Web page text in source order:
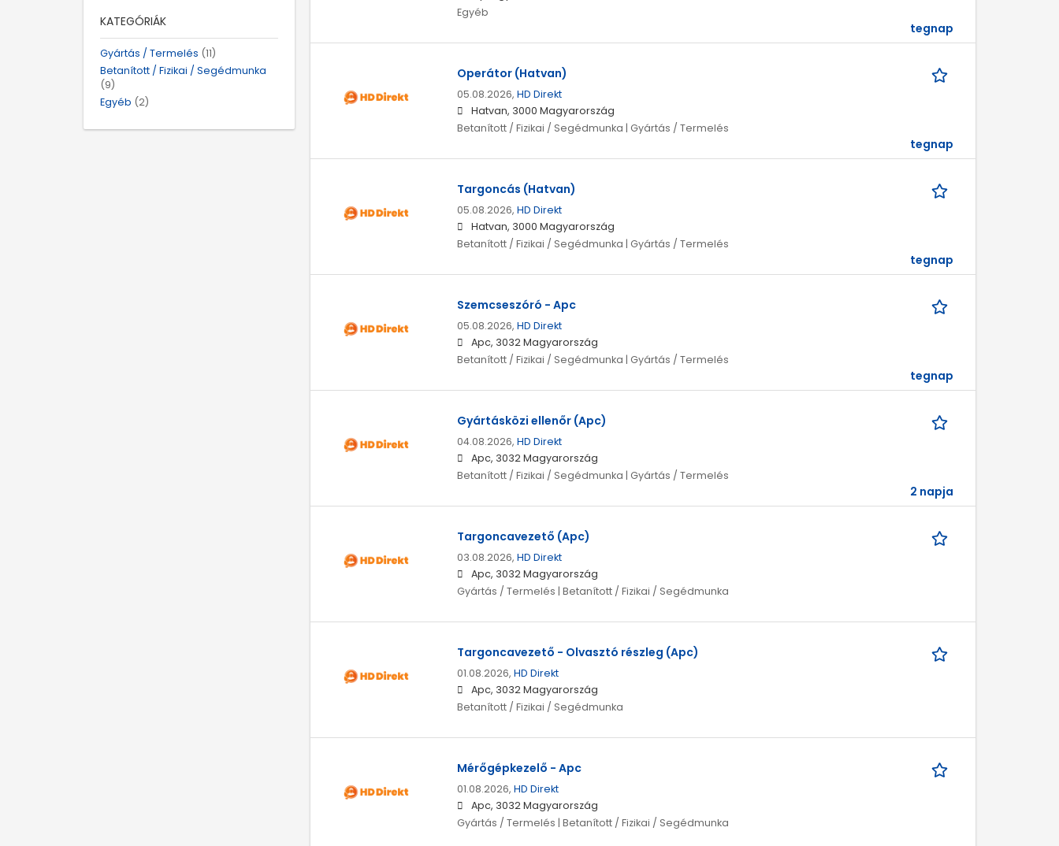
Egyéb
tegnap
Operátor (Hatvan)
05.08.2026, HD Direkt
Hatvan, 3000 Magyarország
Betanított / Fizikai / Segédmunka | Gyártás / Termelés
tegnap
Targoncás (Hatvan)
05.08.2026, HD Direkt
Hatvan, 3000 Magyarország
Betanított / Fizikai / Segédmunka | Gyártás / Termelés
tegnap
Szemcseszóró - Apc
05.08.2026, HD Direkt
Apc, 3032 Magyarország
Betanított / Fizikai / Segédmunka | Gyártás / Termelés
tegnap
Gyártásközi ellenőr (Apc)
04.08.2026, HD Direkt
Apc, 3032 Magyarország
Betanított / Fizikai / Segédmunka | Gyártás / Termelés
2 napja
Targoncavezető (Apc)
03.08.2026, HD Direkt
Apc, 3032 Magyarország
Gyártás / Termelés | Betanított / Fizikai / Segédmunka
Targoncavezető - Olvasztó részleg (Apc)
01.08.2026, HD Direkt
Apc, 3032 Magyarország
Betanított / Fizikai / Segédmunka
Mérőgépkezelő - Apc
01.08.2026, HD Direkt
Apc, 3032 Magyarország
Gyártás / Termelés | Betanított / Fizikai / Segédmunka
KATEGÓRIÁK
Gyártás / Termelés (11)
Betanított / Fizikai / Segédmunka
(9)
Egyéb (2)